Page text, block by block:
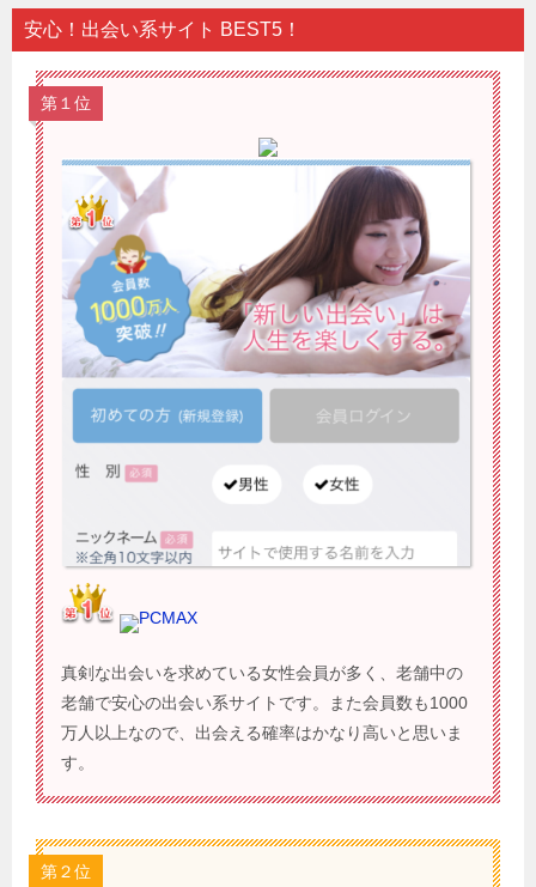
安心！出会い系サイト BEST5！
第１位
PCMAX
真剣な出会いを求めている女性会員が多く、老舗中の
老舗で安心の出会い系サイトです。また会員数も1000
万人以上なので、出会える確率はかなり高いと思いま
す。
第２位